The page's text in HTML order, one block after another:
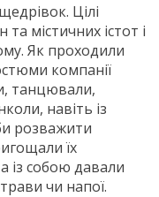
Цілі
містичних істот і
Як проходили
компанії
танцювали,
навіть із
розважити
їх
із собою давали
чи напої.